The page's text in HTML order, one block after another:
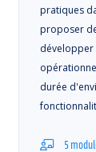
pratiques
proposer
développer
durée
5